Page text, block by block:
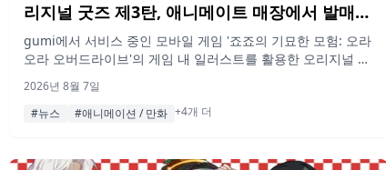
리지널 굿즈 제3탄, 애니메이트 매장에서 발매
결정
gumi에서 서비스 중인 모바일 게임 '죠죠의 기묘한 모험: 오라
오라 오버드라이브'의 게임 내 일러스트를 활용한 오리지널 굿
트 매장 및 애니메이트 온라인 샵에서 만나보실 수 있습니다.
2026년 8월 7일
#뉴스
#애니메이션 / 만화 +4개 더